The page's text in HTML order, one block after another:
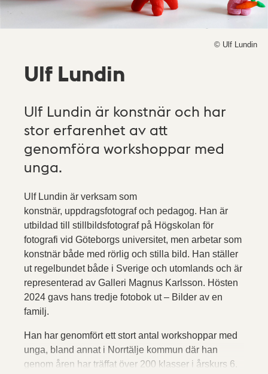
© Ulf Lundin
Ulf Lundin
Ulf Lundin är konstnär och har
stor erfarenhet av att
genomföra workshoppar med
unga.
Ulf Lundin är verksam som
konstnär, uppdragsfotograf och pedagog. Han är
utbildad till stillbildsfotograf på Högskolan för
fotografi vid Göteborgs universitet, men arbetar som
konstnär både med rörlig och stilla bild. Han ställer
ut regelbundet både i Sverige och utomlands och är
representerad av Galleri Magnus Karlsson. Hösten
2024 gavs hans tredje fotobok ut – Bilder av en
familj.
Han har genomfört ett stort antal workshoppar med
unga, bland annat i Norrtälje kommun där han
genom åren har träffat över 200 klasser i årskurs 6.